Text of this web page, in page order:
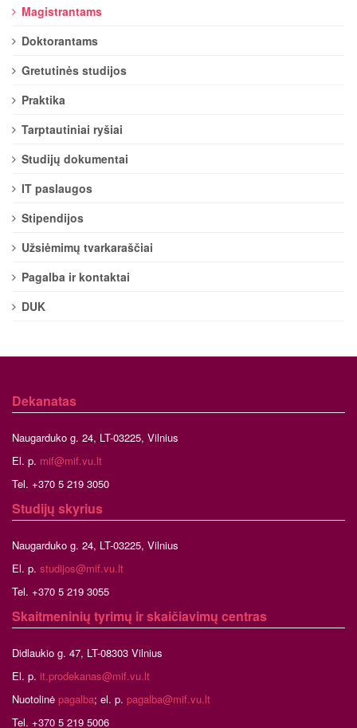
Magistrantams
Doktorantams
Gretutinės studijos
Praktika
Tarptautiniai ryšiai
Studijų dokumentai
IT paslaugos
Stipendijos
Užsiėmimų tvarkaraščiai
Pagalba ir kontaktai
DUK
Dekanatas
Naugarduko g. 24, LT-03225, Vilnius
El. p. mif@mif.vu.lt
Tel. +370 5 219 3050
Studijų skyrius
Naugarduko g. 24, LT-03225, Vilnius
El. p. studijos@mif.vu.lt
Tel. +370 5 219 3055
Skaitmeninių tyrimų ir skaičiavimų centras
Didlaukio g. 47, LT-08303 Vilnius
El. p. it.prodekanas@mif.vu.lt
Nuotolinė pagalba; el. p. pagalba@mif.vu.lt
Tel. +370 5 219 5006